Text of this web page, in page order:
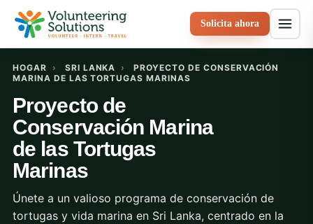
Solicita ahora
HOGAR › SRI LANKA ›
PROYECTO DE CONSERVACIÓN
MARINA DE LAS TORTUGAS MARINAS
Proyecto de
Conservación Marina
de las Tortugas
Marinas
Únete a un valioso programa de conservación de
tortugas y vida marina en Sri Lanka, centrado en la